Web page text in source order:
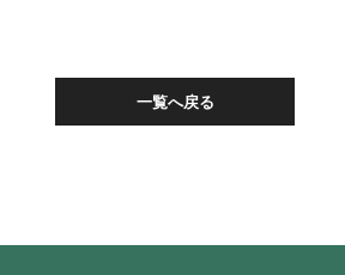
一覧へ戻る